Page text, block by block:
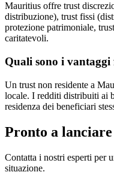
Mauritius offre trust
distribuzione), trust fissi
protezione patrimoniale,
caritatevoli.
Quali sono i
Un trust non residente a
locale. I redditi distribuiti ai
residenza dei beneficiari
Pronto a
Contatta i nostri esperti per
situazione.